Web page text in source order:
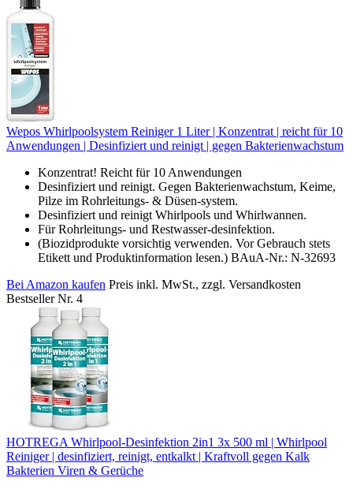
Wepos Whirlpoolsystem Reiniger 1 Liter | Konzentrat | reicht für 10
Anwendungen | Desinfiziert und reinigt | gegen Bakterienwachstum
Konzentrat! Reicht für 10 Anwendungen
Desinfiziert und reinigt. Gegen Bakterienwachstum, Keime,
Pilze im Rohrleitungs- & Düsen-system.
Desinfiziert und reinigt Whirlpools und Whirlwannen.
Für Rohrleitungs- und Restwasser-desinfektion.
(Biozidprodukte vorsichtig verwenden. Vor Gebrauch stets
Etikett und Produktinformation lesen.) BAuA-Nr.: N-32693
Bei Amazon kaufen Preis inkl. MwSt., zzgl. Versandkosten
Bestseller Nr. 4
HOTREGA Whirlpool-Desinfektion 2in1 3x 500 ml | Whirlpool
Reiniger | desinfiziert, reinigt, entkalkt | Kraftvoll gegen Kalk
Bakterien Viren & Gerüche